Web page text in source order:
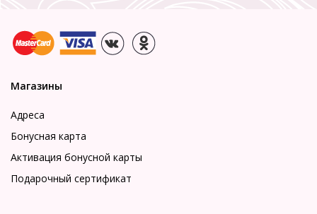
Магазины
Адреса
Бонусная карта
Активация бонусной карты
Подарочный сертификат